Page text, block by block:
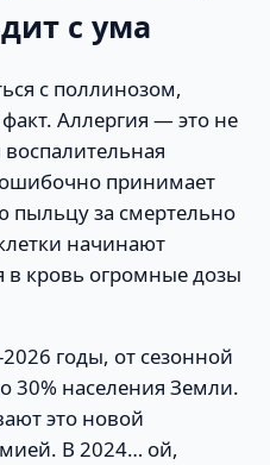
с ума
с поллинозом,
Аллергия — это не
принимает
пыльцу за смертельно
начинают
в кровь огромные дозы
годы, от сезонной
30% населения Земли.
это новой
В 2024… ой,